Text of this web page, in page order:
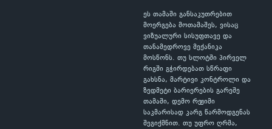
ეს თამაში განსაკუთრებით
მოერგება მოთამაშეს, ვისაც
ვიზუალური სისუფთავე და
თანამედროვე მექანიკა
მოსწონს. თუ სლოტში პირველ
რიგში გჭირდებათ სწრაფი
გახსნა, მარტივი კონტროლი და
ზედმეტი ბარიერების გარეშე
თამაში, დემო რეჟიმი
საკმარისად კარგ წარმოდგენას
შეგიქმნით. თუ უფრო ღრმა,